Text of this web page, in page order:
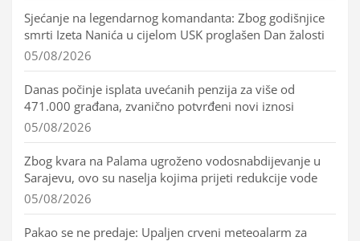
Sjećanje na legendarnog komandanta: Zbog godišnjice
smrti Izeta Nanića u cijelom USK proglašen Dan žalosti
05/08/2026
Danas počinje isplata uvećanih penzija za više od
471.000 građana, zvanično potvrđeni novi iznosi
05/08/2026
Zbog kvara na Palama ugroženo vodosnabdijevanje u
Sarajevu, ovo su naselja kojima prijeti redukcije vode
05/08/2026
Pakao se ne predaje: Upaljen crveni meteoalarm za